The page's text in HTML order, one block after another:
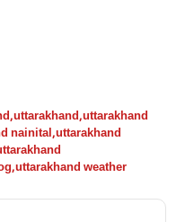
,uttarakhand,uttarakhand
nainital,uttarakhand
,uttarakhand weather